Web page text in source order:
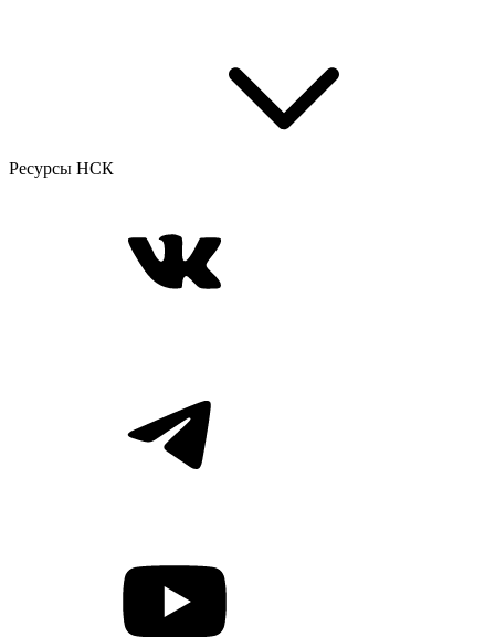
Ресурсы НСК